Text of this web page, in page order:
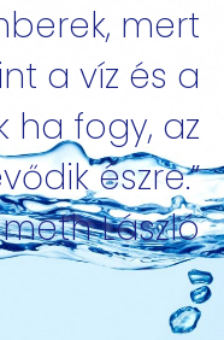
mert
a víz és a
ha fogy, az
észre.”
László